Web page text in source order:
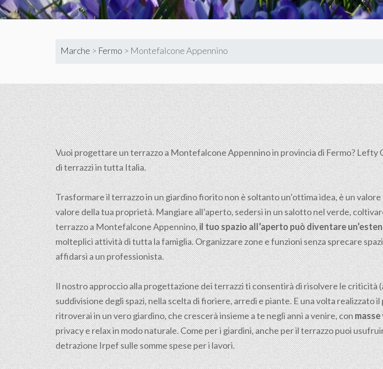
Marche > Fermo > Montefalcone Appennino
Vuoi progettare un terrazzo a Montefalcone Appennino in provincia di Fermo? Lefty
di terrazzi in tutta Italia.
Trasformare il terrazzo in un giardino fiorito non è soltanto un’ottima idea, è un
valore della tua proprietà. Mangiare all’aperto, sedersi in un salotto nel verde,
terrazzo a Montefalcone Appennino,il tuo spazio all’aperto può diventare
molteplici attività di tutta la famiglia. Organizzare zone e funzioni senza sprecare
affidarsi a un professionista.
Il nostro approccio alla progettazione dei terrazzi ti consentirà di risolvere le criticità
suddivisione degli spazi, nella scelta di fioriere, arredi e piante. E una volta
ritroverai in un vero giardino, che crescerà insieme a te negli anni a venire, con
privacy e relax in modo naturale. Come per i giardini, anche per il terrazzo puoi
detrazione Irpef sulle somme spese per i lavori.